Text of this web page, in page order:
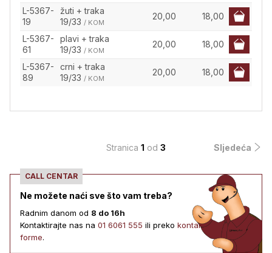
L-5367-
19
žuti + traka
19/33 / KOM
20,00 18,00
L-5367-
61
plavi + traka
19/33 / KOM
20,00 18,00
L-5367-
89
crni + traka
19/33 / KOM
20,00 18,00
Stranica 1 od 3 Sljedeća
CALL CENTAR
Ne možete naći sve što vam treba?
Radnim danom od 8 do 16h
Kontaktirajte nas na 01 6061 555 ili preko kontakt
forme.